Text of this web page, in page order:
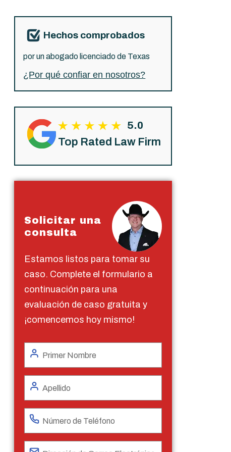
Hechos comprobados
por un abogado licenciado de Texas
¿Por qué confiar en nosotros?
5.0
Top Rated Law Firm
Solicitar una
consulta
Estamos listos para tomar su
caso. Complete el formulario a
continuación para una
evaluación de caso gratuita y
¡comencemos hoy mismo!